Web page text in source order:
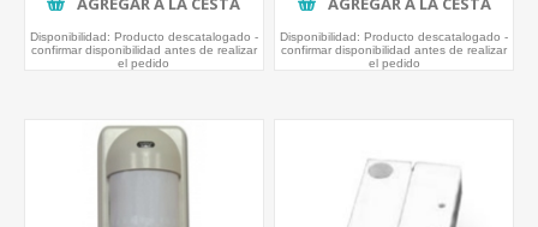
Disponibilidad: Producto descatalogado -
confirmar disponibilidad antes de realizar
el pedido
Disponibilidad: Producto descatalogado -
confirmar disponibilidad antes de realizar
el pedido